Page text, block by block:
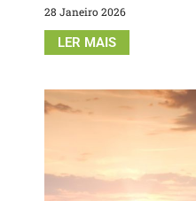
28 Janeiro 2026
LER MAIS